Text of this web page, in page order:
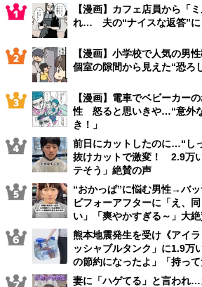
【漫画】カフェ店員から「
れ… 夫の“ナイスな返答”に
【漫画】小学校で人気の
個室の隙間から見えた“恐ろ
【漫画】電車でベビーカー
性 怒ると思いきや…“意外
き！」
前日にカットしたのに…“し
抜けカットで激変！ 2.9万
テそう」絶賛の声
“おかっぱ”に悩む男性→バ
ビフォーアフターに「え、
い」「爽やかすぎる～」大
熊本地震発生を受け《アイ
ッシャブルタンク」に1.9
の節約になったよ」「持って
妻に「ハゲてる」と言われ